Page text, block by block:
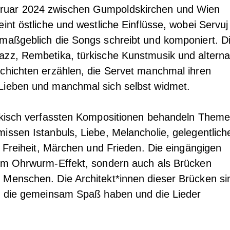
2024 zwischen Gumpoldskirchen und Wien
östliche und westliche Einflüsse, wobei Servuj
die Songs schreibt und komponiert.
Rembetika, türkische Kunstmusik und
erzählen, die Servet manchmal ihren
und manchmal sich selbst widmet.
verfassten Kompositionen behandeln
Istanbuls, Liebe, Melancholie,
Märchen und Frieden. Die eingängigen
Ohrwurm-Effekt, sondern auch als Brücken
Die Architekt*innen dieser Brücken
gemeinsam Spaß haben und die Lieder